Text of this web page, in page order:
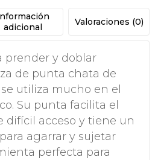
adicional
Valoraciones (0)
prender y doblar
de punta chata de
utiliza mucho en el
Su punta facilita el
difícil acceso y tiene un
agarrar y sujetar
perfecta para